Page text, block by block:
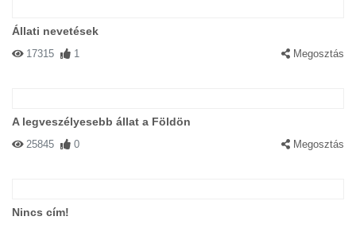
Állati nevetések
17315 1 Megosztás
A legveszélyesebb állat a Földön
25845 0 Megosztás
Nincs cím!